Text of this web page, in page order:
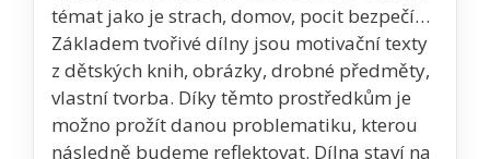
témat jako je strach, domov, pocit bezpečí…
Základem tvořivé dílny jsou motivační texty
z dětských knih, obrázky, drobné předměty,
vlastní tvorba. Díky těmto prostředkům je
možno prožít danou problematiku, kterou
následně budeme reflektovat. Dílna staví na